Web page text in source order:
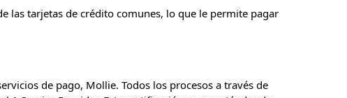
las tarjetas de crédito comunes, lo que le permite pagar
de pago, Mollie. Todos los procesos a través de